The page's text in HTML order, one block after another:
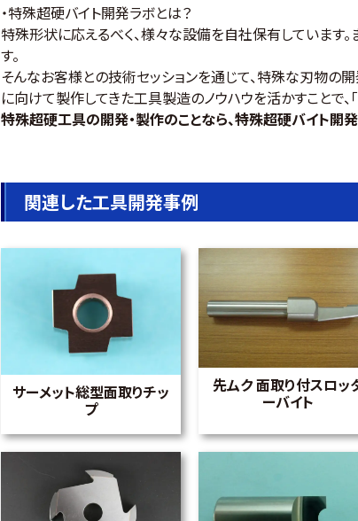
・特殊超硬バイト開発ラボとは？
特殊形状に応えるべく、様々な設備を自社保有しています
す。
そんなお客様との技術セッションを通じて、特殊な刃物の
に向けて製作してきた工具製造のノウハウを活かすことで、
特殊超硬工具の開発・製作のことなら、特殊超硬バイト開
関連した工具開発事例
サーメット総型面取りチッ
プ
先ムク 面取り付スロッ
ーバイト